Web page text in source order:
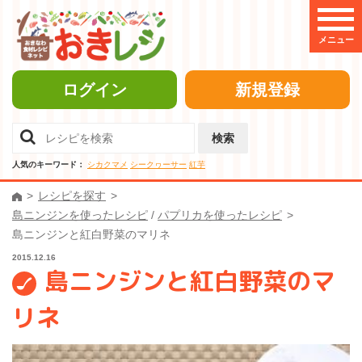
メニュー
ログイン 新規登録
検索
人気のキーワード： シカクマメ シークヮーサー 紅芋
レシピを探す
島ニンジンを使ったレシピ / パプリカを使ったレシピ
島ニンジンと紅白野菜のマリネ
2015.12.16
島ニンジンと紅白野菜のマ
リネ